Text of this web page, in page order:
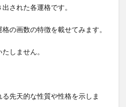
された各運格です。
の画数の特徴を載せてみます。
しません。
先天的な性質や性格を示しま